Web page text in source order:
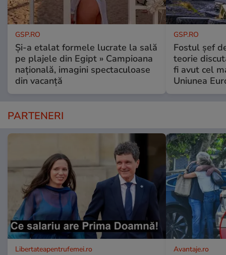
GSP.RO
Și-a etalat formele lucrate la sală
pe plajele din Egipt » Campioana
națională, imagini spectaculoase
din vacanță
GSP.RO
Fostul șef
teorie
fi avut cel
Uniunea
PARTENERI
Libertateapentrufemei.ro Avantaje.ro